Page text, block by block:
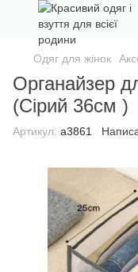
Одяг для жінок
Органайзер
(Сірий 36см )
Артикул: а3861